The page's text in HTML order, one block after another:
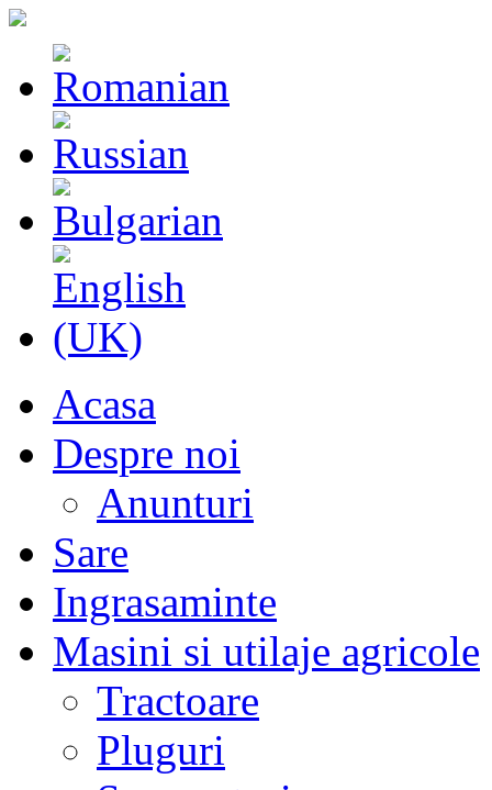
Acasa
Despre noi
Anunturi
Sare
Ingrasaminte
Masini si utilaje agricole
Tractoare
Pluguri